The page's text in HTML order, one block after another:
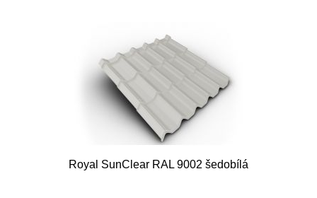
Royal SunClear RAL 9002 šedobílá